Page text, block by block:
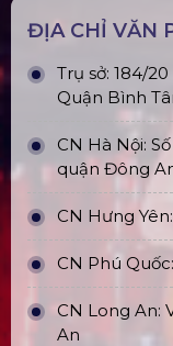
ĐỊA CHỈ VĂN
Trụ sở: 184/
Quận Bình
CN Hà Nội:
quận Đông
CN Hưng
CN Phú
CN Long An:
An